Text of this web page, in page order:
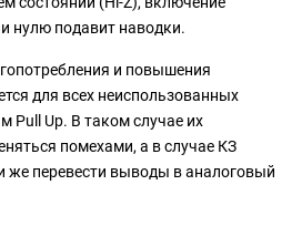
нулю подавит наводки.
и повышения
для всех неиспользованных
Pull Up. В таком случае их
помехами, а в случае КЗ
же перевести выводы в аналоговый